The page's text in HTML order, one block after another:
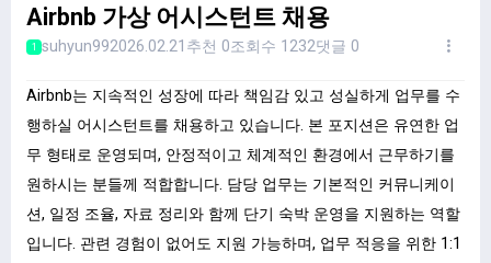
Airbnb 가상 어시스턴트 채용
1 suhyun992026.02.21 추천 0조회수 1232댓글 0
Airbnb는 지속적인 성장에 따라 책임감 있고 성실하게 업무를 수
행하실 어시스턴트를 채용하고 있습니다. 본 포지션은 유연한 업
무 형태로 운영되며, 안정적이고 체계적인 환경에서 근무하기를
원하시는 분들께 적합합니다. 담당 업무는 기본적인 커뮤니케이
션, 일정 조율, 자료 정리와 함께 단기 숙박 운영을 지원하는 역할
입니다. 관련 경험이 없어도 지원 가능하며, 업무 적응을 위한 1:1